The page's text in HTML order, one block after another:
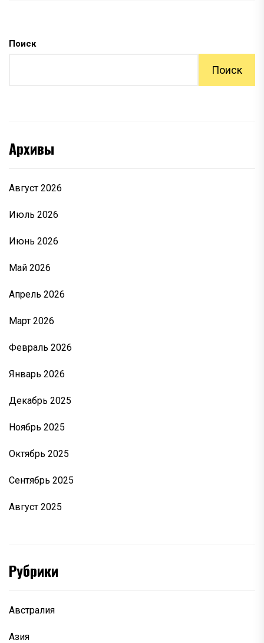
Поиск
Поиск
Архивы
Август 2026
Июль 2026
Июнь 2026
Май 2026
Апрель 2026
Март 2026
Февраль 2026
Январь 2026
Декабрь 2025
Ноябрь 2025
Октябрь 2025
Сентябрь 2025
Август 2025
Рубрики
Австралия
Азия